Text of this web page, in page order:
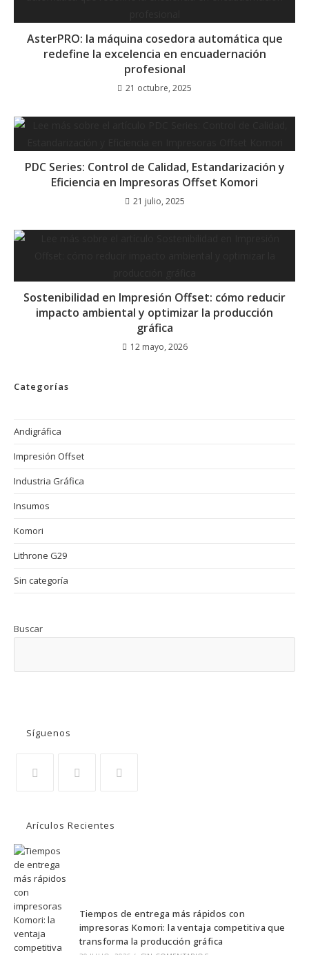
AsterPRO: la máquina cosedora automática que
redefine la excelencia en encuadernación
profesional
21 octubre, 2025
PDC Series: Control de Calidad, Estandarización y
Eficiencia en Impresoras Offset Komori
21 julio, 2025
Sostenibilidad en Impresión Offset: cómo reducir
impacto ambiental y optimizar la producción
gráfica
12 mayo, 2026
Categorías
Andigráfica
Impresión Offset
Industria Gráfica
Insumos
Komori
Lithrone G29
Sin categoría
Buscar
Síguenos
Arículos Recientes
Tiempos de entrega más rápidos con
impresoras Komori: la ventaja competitiva que
transforma la producción gráfica